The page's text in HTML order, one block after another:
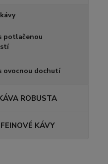
potlačenou
ovocnou dochutí
ROBUSTA
KÁVY